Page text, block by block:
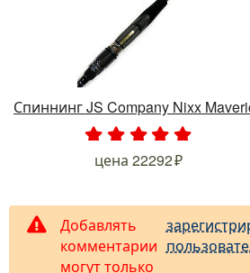
Спиннинг JS Company Nixx
. . . . .
цена 22292
Добавлять
комментарии
могут только